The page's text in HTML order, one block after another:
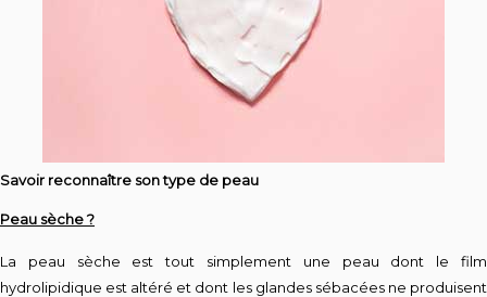
Savoir reconnaître son type de peau
Peau sèche ?
La peau sèche est tout simplement une peau dont le film
hydrolipidique est altéré et dont les glandes sébacées ne produisent